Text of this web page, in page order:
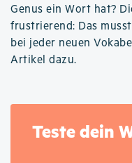
Genus ein Wort hat?
frustrierend: Das
bei jeder neuen
Artikel dazu.
Teste dein